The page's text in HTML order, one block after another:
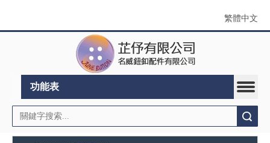
繁體中文
功能表